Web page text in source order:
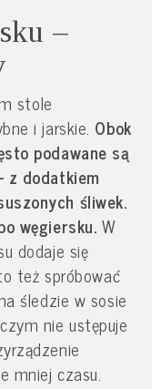
–
stole
i jarskie. Obok
podawane są
z dodatkiem
śliwek.
węgiersku. W
dodaje się
też spróbować
śledzie w sosie
nie ustępuje
mniej czasu.